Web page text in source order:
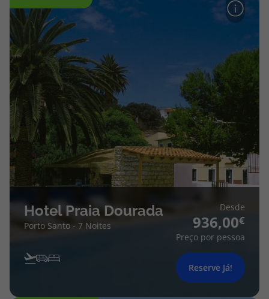
topatlantico@topatlantico.com
Hotel Praia Dourada
Porto Santo - 7 Noites
Desde
936,00
Preço por pessoa
Reserve Já!